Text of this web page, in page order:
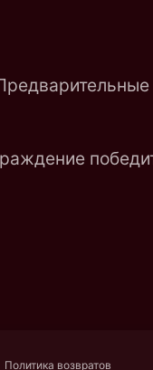
Политика возвратов